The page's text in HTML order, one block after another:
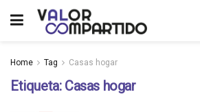
Home Tag Casas hogar
Etiqueta: Casas hogar